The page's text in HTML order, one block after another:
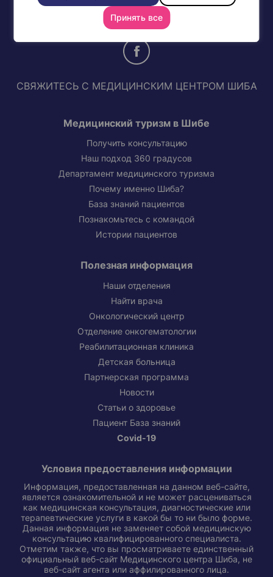
Принять все
+972-77-997-0568
СВЯЖИТЕСЬ С МЕДИЦИНСКИМ ЦЕНТРОМ ШИБА
Медицинский туризм в Шибе
Получить консультацию
Наш подход 360 градусов
Департамент медицинского туризма
Почему именно Шиба?
База знаний пациентов
Познакомьтесь с командой
Истории пациентов
Полезная информация
Наши отделения
Найти врача
Онкологический центр
Отделение онкогематологии
Реабилитационная клиника
Детская больница
Партнерская программа
Новости
Статьи о здоровье
Пациент База знаний
Covid-19
Условия предоставления информации
Информация, предоставленная на данном веб-сайте,
является ознакомительной и не может расцениваться
как медицинская консультация, диагностические или
терапевтические услуги в какой бы то ни было форме.
Данная информация не заменяет собой медицинскую
консультацию квалифицированного специалиста.
Отметим также, что вы просматриваете единственный
официальный веб-сайт Медицинского центра Шиба, не
веб-сайт агента или аффилированного лица.